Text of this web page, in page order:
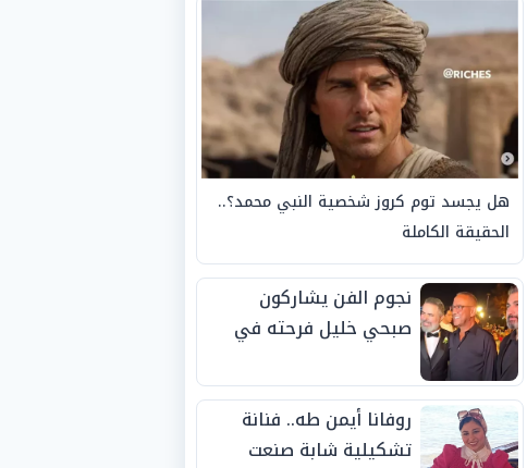
هل يجسد توم كروز شخصية النبي محمد؟..
الحقيقة الكاملة
نجوم الفن يشاركون
صبحي خليل فرحته في
روفانا أيمن طه.. فنانة
تشكيلية شابة صنعت